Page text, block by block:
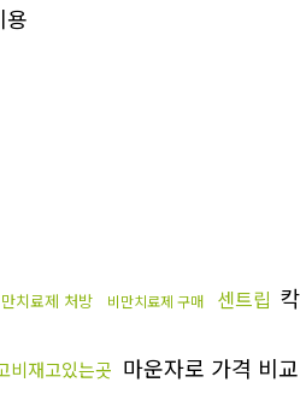
용
치료제 처방 비만치료제 구매 센트립
비재고있는곳 마운자로 가격 비교